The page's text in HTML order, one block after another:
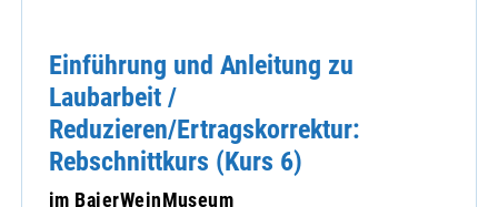
Einführung und Anleitung zu
Laubarbeit /
Reduzieren/Ertragskorrektur:
Rebschnittkurs (Kurs 6)
im BaierWeinMuseum